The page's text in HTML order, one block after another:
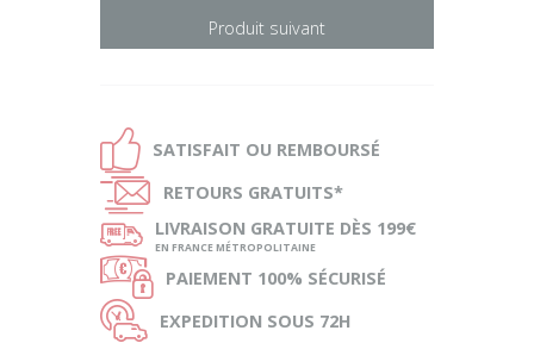
Produit suivant
Ð SATISFAIT OU REMBOURSÉ
Ñ RETOURS GRATUITS*
ø LIVRAISON GRATUITE DÈS 199€
EN FRANCE MÉTROPOLITAINE
Ø PAIEMENT 100% SÉCURISÉ
Ù EXPEDITION SOUS 72H